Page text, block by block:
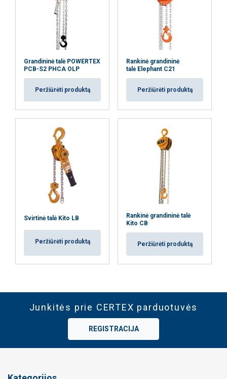
Grandininė talė POWERTEX
PCB-S2 PHCA OLP
Peržiūrėti produktą
Rankinė grandininė
talė Elephant C21
Peržiūrėti produktą
Svirtinė talė Kito LB
Peržiūrėti produktą
Rankinė grandininė talė
Kito CB
Peržiūrėti produktą
Junkitės prie CERTEX parduotuvės
REGISTRACIJA